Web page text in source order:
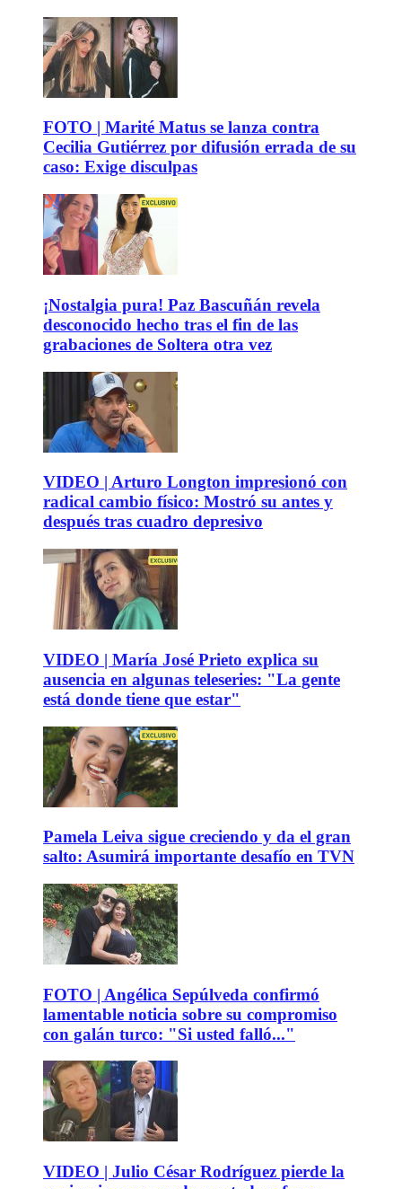
FOTO | Marité Matus se lanza contra
Cecilia Gutiérrez por difusión errada de su
caso: Exige disculpas
¡Nostalgia pura! Paz Bascuñán revela
desconocido hecho tras el fin de las
grabaciones de Soltera otra vez
VIDEO | Arturo Longton impresionó con
radical cambio físico: Mostró su antes y
después tras cuadro depresivo
VIDEO | María José Prieto explica su
ausencia en algunas teleseries: "La gente
está donde tiene que estar"
Pamela Leiva sigue creciendo y da el gran
salto: Asumirá importante desafío en TVN
FOTO | Angélica Sepúlveda confirmó
lamentable noticia sobre su compromiso
con galán turco: "Si usted falló..."
VIDEO | Julio César Rodríguez pierde la